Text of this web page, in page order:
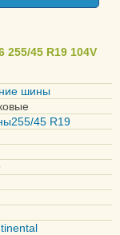
45 R19 104V
шины
45 R19